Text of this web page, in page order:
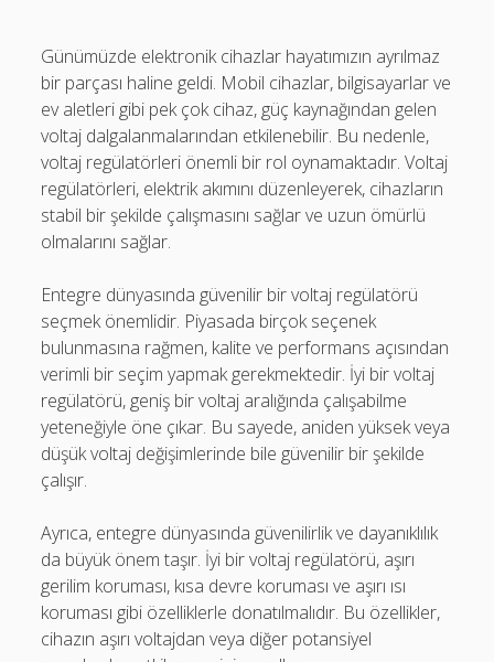
Günümüzde elektronik cihazlar hayatımızın ayrılmaz
bir parçası haline geldi. Mobil cihazlar, bilgisayarlar ve
ev aletleri gibi pek çok cihaz, güç kaynağından gelen
voltaj dalgalanmalarından etkilenebilir. Bu nedenle,
voltaj regülatörleri önemli bir rol oynamaktadır. Voltaj
regülatörleri, elektrik akımını düzenleyerek, cihazların
stabil bir şekilde çalışmasını sağlar ve uzun ömürlü
olmalarını sağlar.
Entegre dünyasında güvenilir bir voltaj regülatörü
seçmek önemlidir. Piyasada birçok seçenek
bulunmasına rağmen, kalite ve performans açısından
verimli bir seçim yapmak gerekmektedir. İyi bir voltaj
regülatörü, geniş bir voltaj aralığında çalışabilme
yeteneğiyle öne çıkar. Bu sayede, aniden yüksek veya
düşük voltaj değişimlerinde bile güvenilir bir şekilde
çalışır.
Ayrıca, entegre dünyasında güvenilirlik ve dayanıklılık
da büyük önem taşır. İyi bir voltaj regülatörü, aşırı
gerilim koruması, kısa devre koruması ve aşırı ısı
koruması gibi özelliklerle donatılmalıdır. Bu özellikler,
cihazın aşırı voltajdan veya diğer potansiyel